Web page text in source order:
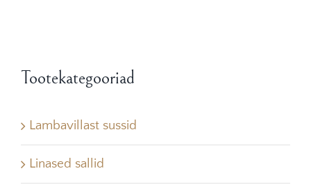
Tootekategooriad
Lambavillast sussid
Linased sallid